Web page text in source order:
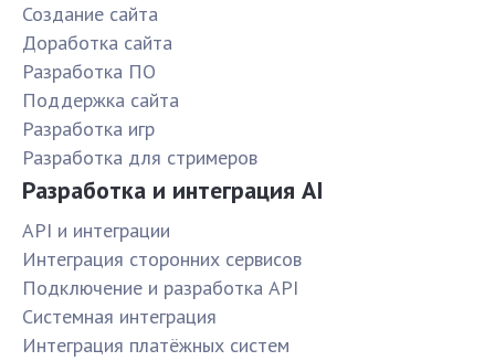
Создание сайта
Доработка сайта
Разработка ПО
Поддержка сайта
Разработка игр
Разработка для стримеров
Разработка и интеграция AI
API и интеграции
Интеграция сторонних сервисов
Подключение и разработка API
Системная интеграция
Интеграция платёжных систем